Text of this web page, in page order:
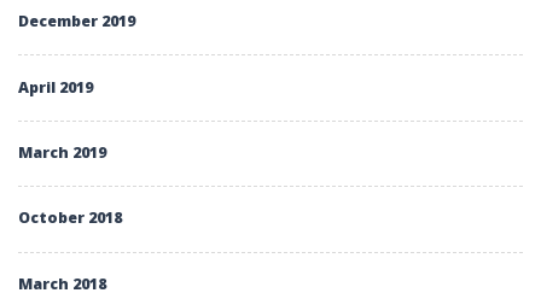
December 2019
April 2019
March 2019
October 2018
March 2018